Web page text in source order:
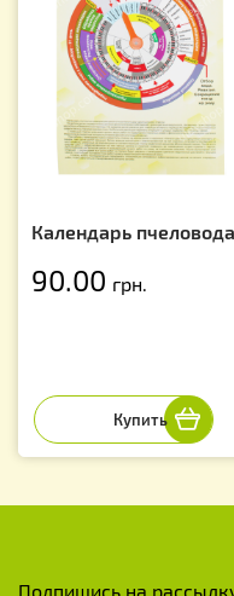
Календарь пчеловода
90.00 грн.
Подпишись на